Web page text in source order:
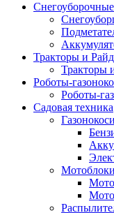
Тракторы и
Тракторы
Роботы-
Роботы-
Садовая техника